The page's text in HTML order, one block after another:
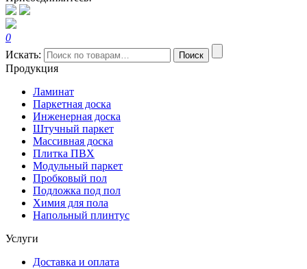
0
Искать:
Поиск
Продукция
Ламинат
Паркетная доска
Инженерная доска
Штучный паркет
Массивная доска
Плитка ПВХ
Модульный паркет
Пробковый пол
Подложка под пол
Химия для пола
Напольный плинтус
Услуги
Доставка и оплата